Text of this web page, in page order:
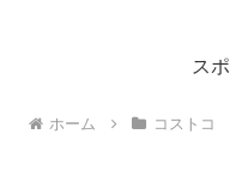
ス
ホーム コストコ